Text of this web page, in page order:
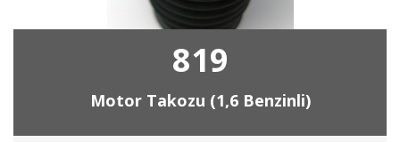
819
Motor Takozu (1,6 Benzinli)